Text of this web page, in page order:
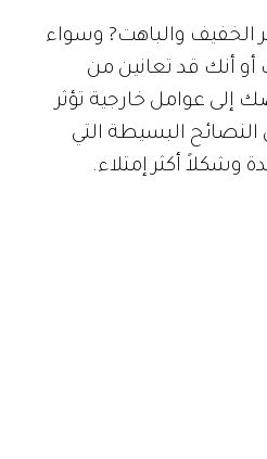
الخفيف والباهت? وسواء
أنك قد تعانين من
إلى عوامل خارجية تؤثر
البسيطة التي
وشكلاً أكثر إمتلاء.